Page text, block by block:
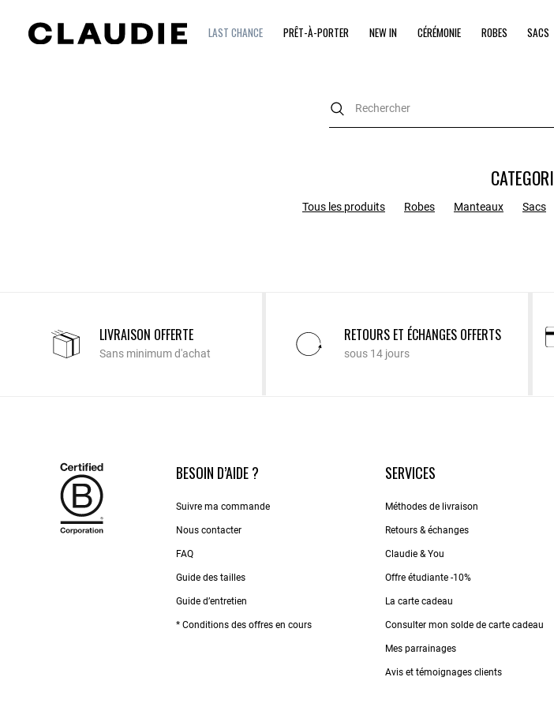
LAST CHANCE PRÊT-À-PORTER NEW IN CÉRÉMONIE ROBES SACS
Tous les produits Robes Manteaux Sacs
LIVRAISON OFFERTE
Sans minimum d'achat
RETOURS ET ÉCHANGES OFFERTS
sous 14 jours
BESOIN D’AIDE ?
Suivre ma commande
Nous contacter
FAQ
Guide des tailles
Guide d’entretien
* Conditions des offres en cours
SERVICES
Méthodes de livraison
Retours & échanges
Claudie & You
Offre étudiante -10%
La carte cadeau
Consulter mon solde de carte cadeau
Mes parrainages
Avis et témoignages clients